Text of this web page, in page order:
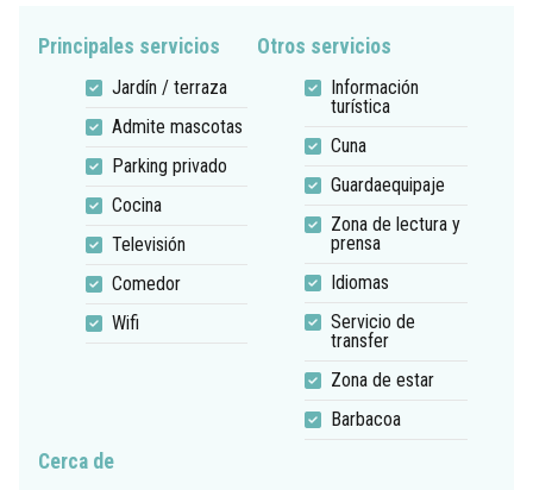
Principales servicios
Jardín / terraza
Admite mascotas
Parking privado
Cocina
Televisión
Comedor
Wifi
Otros servicios
Información
turística
Cuna
Guardaequipaje
Zona de lectura y
prensa
Idiomas
Servicio de
transfer
Zona de estar
Barbacoa
Cerca de